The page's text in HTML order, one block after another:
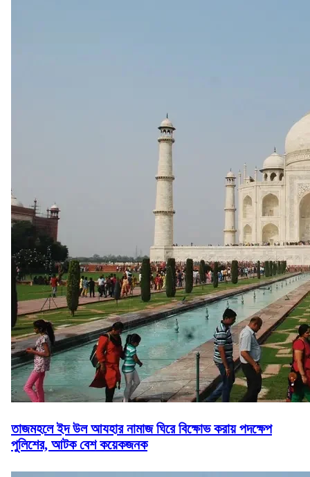
তাজমহলে ইদ উল আযহার নামাজ ঘিরে বিক্ষোভ করায় পদক্ষেপ
পুলিশের, আটক বেশ কয়েকজনক